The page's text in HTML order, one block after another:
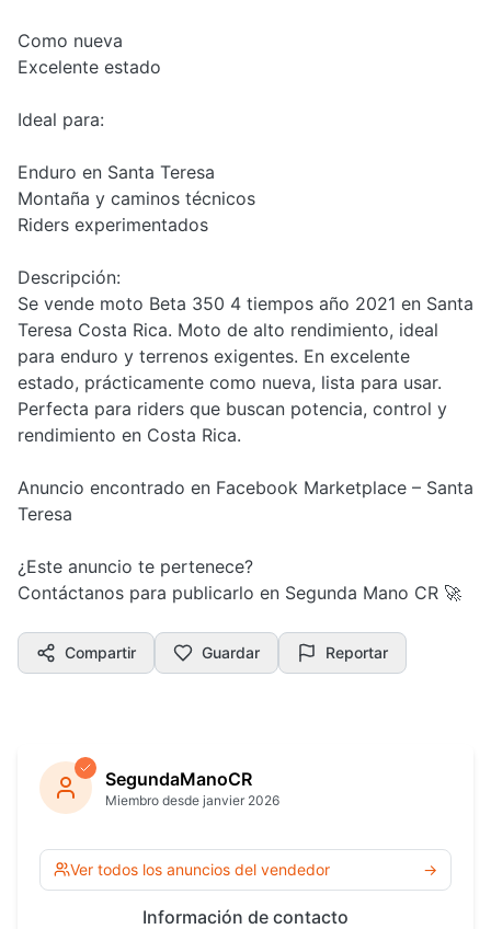
Como nueva
Excelente estado
Ideal para:
Enduro en Santa Teresa
Montaña y caminos técnicos
Riders experimentados
Descripción:
Se vende moto Beta 350 4 tiempos año 2021 en Santa
Teresa Costa Rica. Moto de alto rendimiento, ideal
para enduro y terrenos exigentes. En excelente
estado, prácticamente como nueva, lista para usar.
Perfecta para riders que buscan potencia, control y
rendimiento en Costa Rica.
Anuncio encontrado en Facebook Marketplace – Santa
Teresa
¿Este anuncio te pertenece?
Contáctanos para publicarlo en Segunda Mano CR 🚀
Compartir Guardar Reportar
SegundaManoCR
Miembro desde janvier 2026
Ver todos los anuncios del vendedor →
Información de contacto